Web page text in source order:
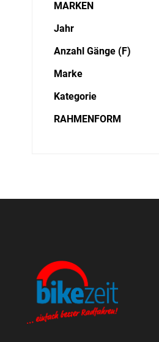
MARKEN
Jahr
Anzahl Gänge (F)
Marke
Kategorie
RAHMENFORM